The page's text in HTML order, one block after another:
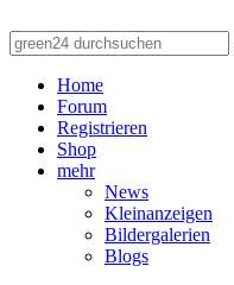
Home
Forum
Registrieren
Shop
mehr
News
Kleinanzeigen
Bildergalerien
Blogs